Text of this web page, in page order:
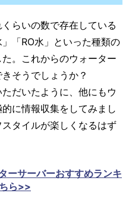
らいの数で存在している
「RO水」といった種類の
。これからのウォーター
そうでしょうか？
だいたように、他にもウ
に情報収集をしてみまし
タイルが楽しくなるはず
ーサーバーおすすめランキ
ら>>